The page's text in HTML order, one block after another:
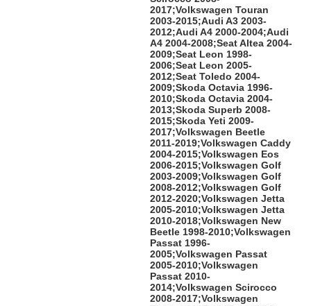
2017;Volkswagen Touran
2003-2015;Audi A3 2003-
2012;Audi A4 2000-2004;Audi
A4 2004-2008;Seat Altea 2004-
2009;Seat Leon 1998-
2006;Seat Leon 2005-
2012;Seat Toledo 2004-
2009;Skoda Octavia 1996-
2010;Skoda Octavia 2004-
2013;Skoda Superb 2008-
2015;Skoda Yeti 2009-
2017;Volkswagen Beetle
2011-2019;Volkswagen Caddy
2004-2015;Volkswagen Eos
2006-2015;Volkswagen Golf
2003-2009;Volkswagen Golf
2008-2012;Volkswagen Golf
2012-2020;Volkswagen Jetta
2005-2010;Volkswagen Jetta
2010-2018;Volkswagen New
Beetle 1998-2010;Volkswagen
Passat 1996-
2005;Volkswagen Passat
2005-2010;Volkswagen
Passat 2010-
2014;Volkswagen Scirocco
2008-2017;Volkswagen